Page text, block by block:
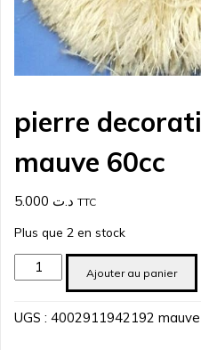
pierre
mauve 60cc
د.ت TTC
Plus que 2 en stock
quantité
de
decoration
Ajouter au panier
UGS : 4002911942192 mauve